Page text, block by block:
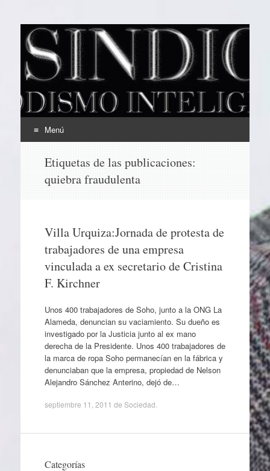
EL SINDICAL
Periodismo Inteligente
Menú
contenido
Etiquetas de las publicaciones:
quiebra fraudulenta
Villa Urquiza:Jornada de protesta de
trabajadores de una empresa
vinculada a ex secretario de Cristina
F. Kirchner
Unos 400 trabajadores de Soho, junto a la ONG La
Alameda, denuncian su vaciamiento. Su dueño es
investigado por la Justicia junto al ex mano
derecha de la Presidente. Unos 400 trabajadores de
la marca de ropa Soho permanecían en la fábrica y
denunciaban que la empresa, propiedad de Nelson
Alejandro Sánchez Anterino, dejó de…
septiembre 11, 2011 de Sociedad
Categorías